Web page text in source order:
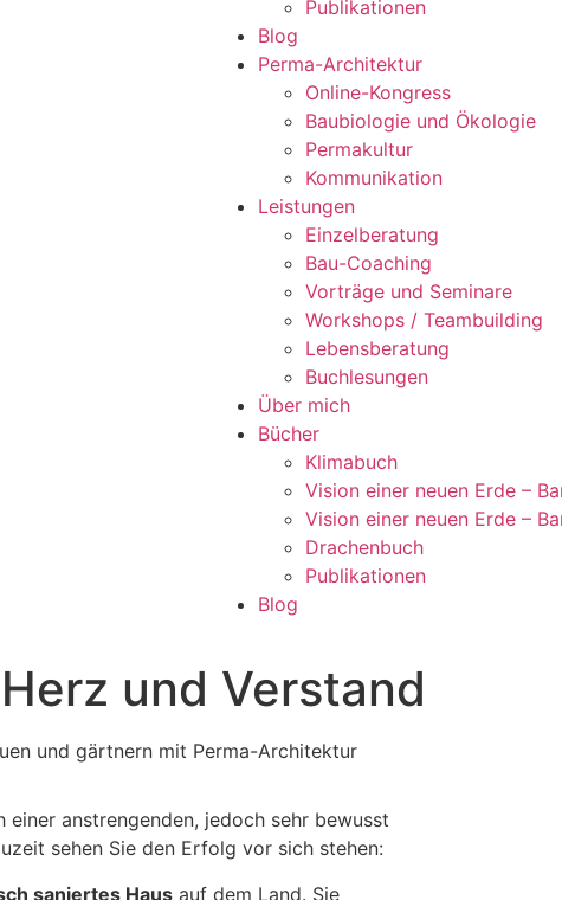
Publikationen
Blog
Perma-Architektur
Online-Kongress
Baubiologie und Ökologie
Permakultur
Kommunikation
Leistungen
Einzelberatung
Bau-Coaching
Vorträge und Seminare
Workshops / Teambuilding
Lebensberatung
Buchlesungen
Über mich
Bücher
Klimabuch
Vision einer neuen Erde –
Vision einer neuen Erde –
Drachenbuch
Publikationen
Blog
und Verstand
und gärtnern mit Perma-Architektur
einer anstrengenden, jedoch sehr bewusst
sehen Sie den Erfolg vor sich stehen:
saniertes Haus auf dem Land. Sie